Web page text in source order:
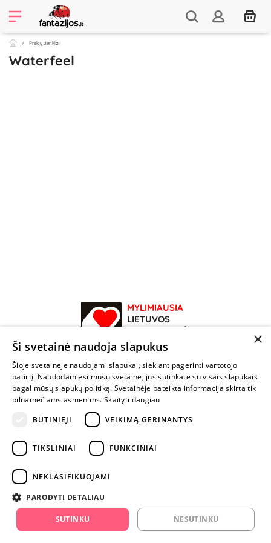
Prekių ženklai
Waterfeel
MYLIMIAUSIA
LIETUVOS
ELEKTRONINĖ
PARDUOTUVĖ
NENUSTOK
ŽAISTI
+370 600 84088
info@fantazijos.lt
instagram.com/fantazijos.lt
Karjera
×
Ši svetainė naudoja slapukus
Šioje svetainėje naudojami slapukai, siekiant pagerinti vartotojo
patirtį. Naudodamiesi mūsų svetaine, jūs sutinkate su visais slapukais
pagal mūsų slapukų politiką. Svetainėje pateikta informacija skirta tik
pilnamečiams asmenims. Skaityti daugiau
BŪTINIEJI
VEIKIMĄ GERINANTYS
TIKSLINIAI FUNKCINIAI
NEKLASIFIKUOJAMI
PARODYTI DETALIAU
SUTINKU NESUTINKU